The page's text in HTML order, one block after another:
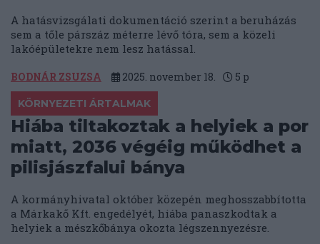
A hatásvizsgálati dokumentáció szerint a beruházás
sem a tőle párszáz méterre lévő tóra, sem a közeli
lakóépületekre nem lesz hatással.
BODNÁR ZSUZSA 2025. november 18. 5 p
KÖRNYEZETI ÁRTALMAK
Hiába tiltakoztak a helyiek a por
miatt, 2036 végéig működhet a
pilisjászfalui bánya
A kormányhivatal október közepén meghosszabbította
a Márkakő Kft. engedélyét, hiába panaszkodtak a
helyiek a mészkőbánya okozta légszennyezésre.